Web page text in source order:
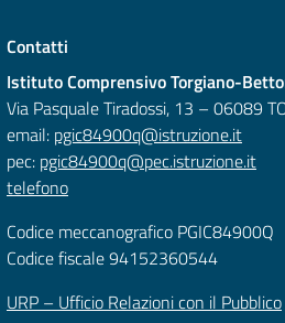
Contatti
Istituto Comprensivo Torgiano-
Via Pasquale Tiradossi, 13 – 06089
email: pgic84900q@istruzione.it
pec: pgic84900q@pec.istruzione.it
telefono
Codice meccanografico PGIC84900Q
Codice fiscale 94152360544
URP – Ufficio Relazioni con il Pubblico